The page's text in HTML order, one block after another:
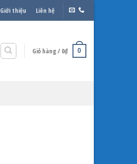
Giới thiệu Liên hệ
Giỏ hàng / 0₫ 0